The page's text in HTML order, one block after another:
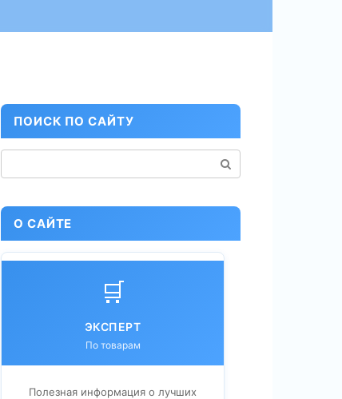
ПОИСК ПО САЙТУ
О САЙТЕ
🛒
ЭКСПЕРТ
По товарам
Полезная информация о лучших